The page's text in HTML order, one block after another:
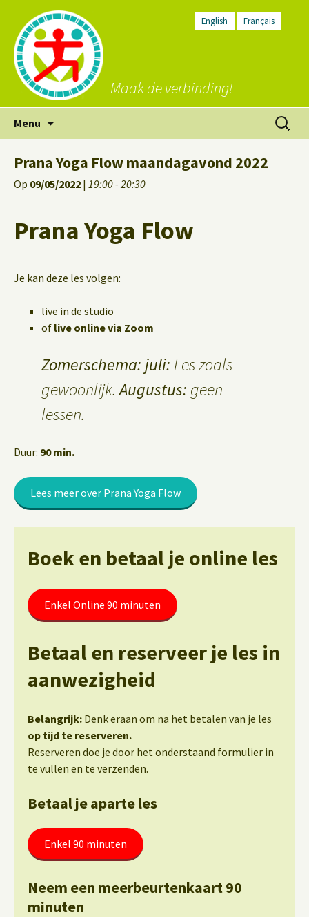
English Français
Maak de verbinding!
Menu
inhoud
Zoeken
naar:
Prana Yoga Flow maandagavond 2022
Op 09/05/2022 | 19:00 - 20:30
Prana Yoga Flow
Je kan deze les volgen:
live in de studio
of live online via Zoom
Zomerschema: juli: Les zoals
gewoonlijk.Augustus: geen
lessen.
Duur: 90 min.
Lees meer over Prana Yoga Flow
Boek en betaal je online les
Enkel Online 90 minuten
Betaal en reserveer je les in
aanwezigheid
Belangrijk: Denk eraan om na het betalen van je les
op tijd te reserveren.
Reserveren doe je door het onderstaand formulier in
te vullen en te verzenden.
Betaal je aparte les
Enkel 90 minuten
Neem een meerbeurtenkaart 90
minuten